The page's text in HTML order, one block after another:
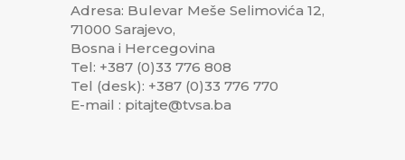
Adresa: Bulevar Meše Selimovića 12,
71000 Sarajevo,
Bosna i Hercegovina
Tel: +387 (0)33 776 808
Tel (desk): +387 (0)33 776 770
E-mail : pitajte@tvsa.ba